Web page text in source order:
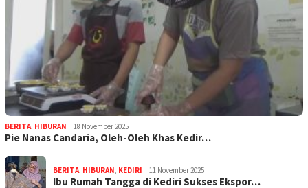
BERITA, HIBURAN 18 November 2025
Pie Nanas Candaria, Oleh-Oleh Khas Kedir…
BERITA, HIBURAN, KEDIRI 11 November 2025
Ibu Rumah Tangga di Kediri Sukses Ekspor…